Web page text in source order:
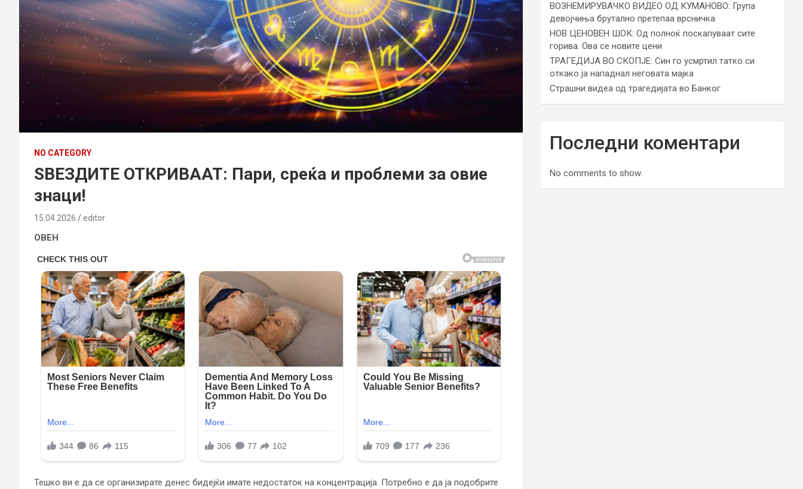
NO CATEGORY
ЅВЕЗДИТЕ ОТКРИВААТ: Пари, среќа и проблеми за овие
знаци!
15.04.2026 editor
ОВЕН
Тешко ви е да се организирате денес бидејќи имате недостаток на концентрација. Потребно е да ја подобрите
ВОЗНЕМИРУВАЧКО ВИДЕО ОД КУМАНОВО: Група
девојчиња брутално претепаа врсничка
НОВ ЦЕНОВЕН ШОК: Од полноќ поскапуваат сите
горива. Ова се новите цени
ТРАГЕДИЈА ВО СКОПЈЕ: Син го усмртил татко си
откако ја нападнал неговата мајка
Страшни видеа од трагедијата во Банког
Последни коментари
No comments to show.